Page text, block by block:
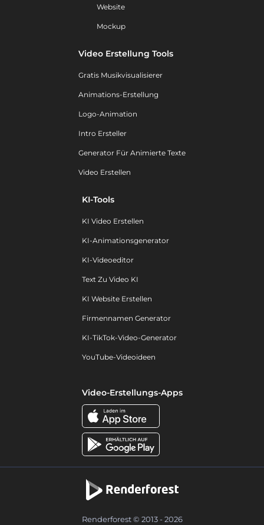
Website
Mockup
Video Erstellung Tools
Gratis Musikvisualisierer
Animations-Erstellung
Logo-Animation
Intro Ersteller
Generator Für Animierte Texte
Video Erstellen
KI-Tools
KI Video Erstellen
KI-Animationsgenerator
KI-Videoeditor
Text Zu Video KI
KI Website Erstellen
Firmennamen Generator
KI-TikTok-Video-Generator
YouTube-Videoideen
Video-Erstellungs-Apps
Renderforest © 2013 - 2026